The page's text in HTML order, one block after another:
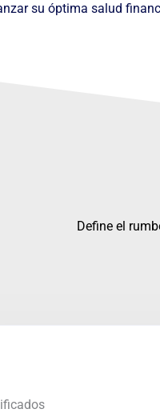
su óptima salud
Define el